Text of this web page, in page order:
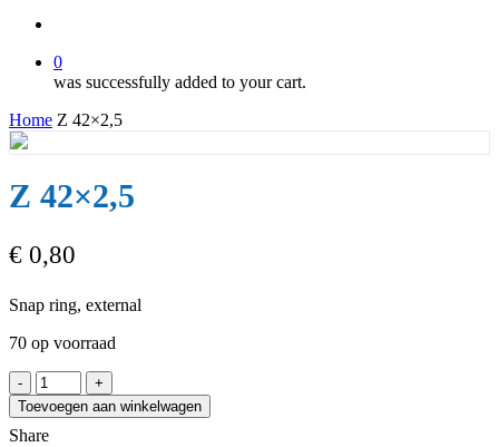
0
was successfully added to your cart.
Home Z 42×2,5
Z 42×2,5
€ 0,80
Snap ring, external
70 op voorraad
Z
42x2,5
aantal
Toevoegen aan winkelwagen
Share